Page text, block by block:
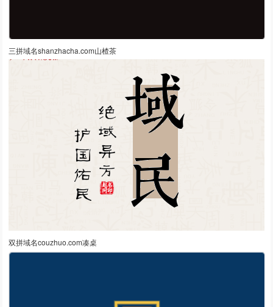
三拼域名shanzhacha.com山楂茶
双拼域名couzhuo.com凑桌